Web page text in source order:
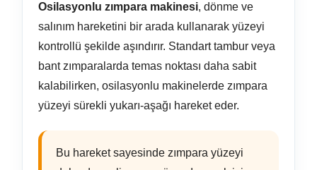
Osilasyonlu zımpara makinesi, dönme ve
salınım hareketini bir arada kullanarak yüzeyi
kontrollü şekilde aşındırır. Standart tambur veya
bant zımparalarda temas noktası daha sabit
kalabilirken, osilasyonlu makinelerde zımpara
yüzeyi sürekli yukarı-aşağı hareket eder.
Bu hareket sayesinde zımpara yüzeyi